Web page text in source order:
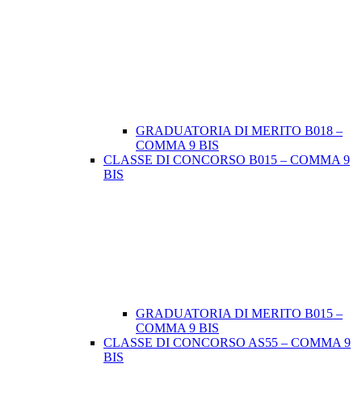
GRADUATORIA DI MERITO B018 –
COMMA 9 BIS
CLASSE DI CONCORSO B015 – COMMA 9
BIS
GRADUATORIA DI MERITO B015 –
COMMA 9 BIS
CLASSE DI CONCORSO AS55 – COMMA 9
BIS